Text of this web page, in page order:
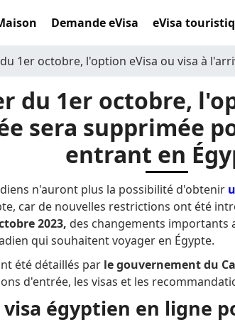
Demande eVisa eVisa
1er octobre, l'option eVisa ou visa à
du 1er octobre,
sera supprimée
entrant en
n'auront plus la possibilité d'obtenir
car de nouvelles restrictions ont été
2023, des changements importants
qui souhaitent voyager en Égypte.
été détaillés par le gouvernement du
d'entrée, les visas et les
égyptien en ligne